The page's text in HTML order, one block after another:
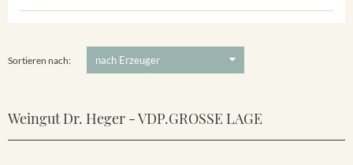
Riesling
Winklerberg Hinter Winklen
Sortieren nach:
Weingut Dr. Heger - VDP.GROSSE LAGE